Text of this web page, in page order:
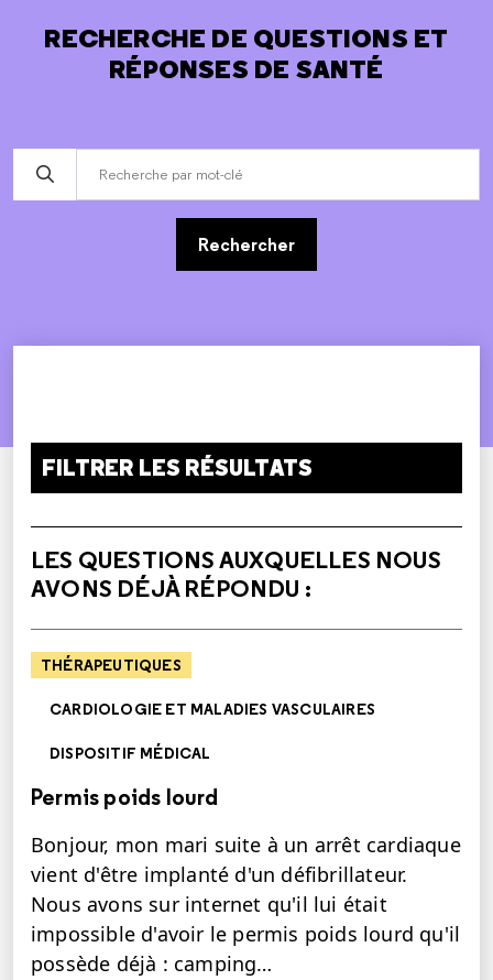
RECHERCHE DE QUESTIONS ET
RÉPONSES DE SANTÉ
Rechercher
FILTRER LES RÉSULTATS
LES QUESTIONS AUXQUELLES NOUS
AVONS DÉJÀ RÉPONDU :
THÉRAPEUTIQUES
CARDIOLOGIE ET MALADIES VASCULAIRES
DISPOSITIF MÉDICAL
Permis poids lourd
Bonjour, mon mari suite à un arrêt cardiaque
vient d'être implanté d'un défibrillateur.
Nous avons sur internet qu'il lui était
impossible d'avoir le permis poids lourd qu'il
possède déjà : camping…